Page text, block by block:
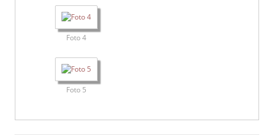
Foto 4
Foto 5